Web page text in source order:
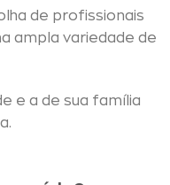
de profissionais
ampla variedade de
e a de sua família